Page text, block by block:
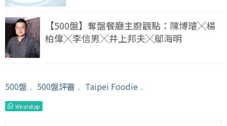
【500盤】奪盤餐廳主廚觀點：陳博璿╳楊
柏偉╳李信男╳井上邦夫╳鄔海明
500盤 ﹒ 500盤評審 ﹒ Taipei Foodie ﹒
WhatsApp